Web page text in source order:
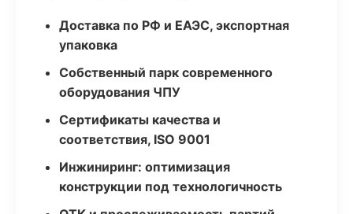
Доставка по РФ и ЕАЭС, экспортная
упаковка
Собственный парк современного
оборудования ЧПУ
Сертификаты качества и
соответствия, ISO 9001
Инжиниринг: оптимизация
конструкции под технологичность